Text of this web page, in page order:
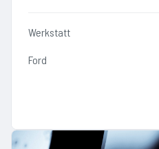
Werkstatt
Ford